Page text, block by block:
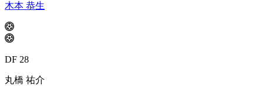
木本 恭生
DF 28
丸橋 祐介